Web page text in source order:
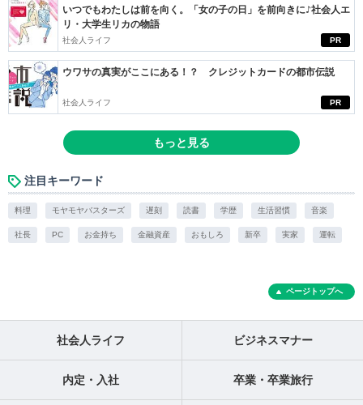
PR
いつでもわたしは前を向く。「女の子の日」を前向きに♪社会人エ
リ・大学生リカの物語
社会人ライフ
PR
ウワサの真実がここにある！？ クレジットカードの都市伝説
社会人ライフ
もっと見る
注目キーワード
料理 モヤモヤバスターズ 遅刻 読書 学歴 生活習慣 音楽
社長 PC お金持ち 金融資産 おもしろ 新卒 実家 運転
ページトップへ
社会人ライフ ビジネスマナー
内定・入社 卒業・卒業旅行